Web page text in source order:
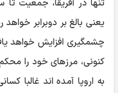
یعنی بالغ بر دوبرابر
چشمگیری افزایش خواهد
کنونی، مرزهای خود را
به اروپا آمده اند غالبا